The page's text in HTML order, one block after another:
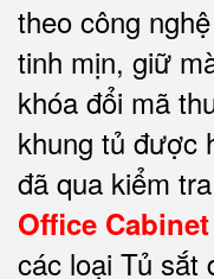
theo công
tinh mịn, giữ
khóa đổi mã
khung tủ được
đã qua kiểm
Office Cabinet
các loại Tủ sắt